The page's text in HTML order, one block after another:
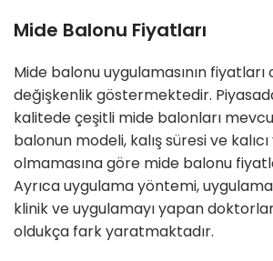
Mide Balonu Fiyatları
Mide balonu uygulamasının fiyatları
değişkenlik göstermektedir.
kalitede çeşitli mide balonları
balonun modeli, kalış süresi ve
olmamasına göre mide balonu
Ayrıca uygulama yöntemi,
klinik ve uygulamayı yapan
oldukça fark yaratmaktadır.